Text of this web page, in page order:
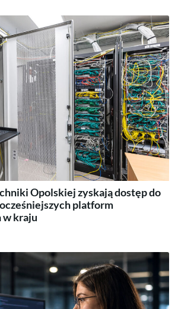
Opolskiej zyskają dostęp do
platform
kraju